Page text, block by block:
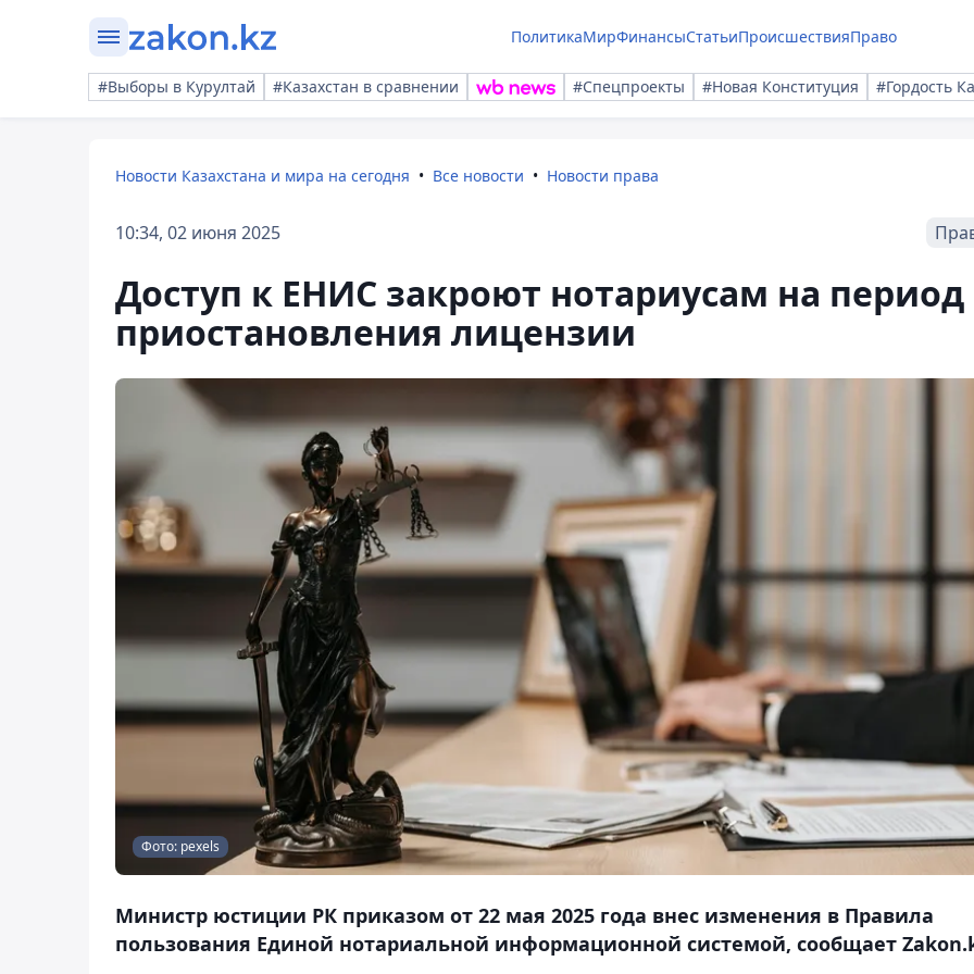
ПолитикаМирФинансыСтатьиПроисшествияПраво
#Выборы в Курултай #Казахстан в сравнении #Спецпроекты #Новая Конституция #Гордость
Новости Казахстана и мира на сегодня Все новости Новости права
10:34, 02 июня 2025
Доступ к ЕНИС закроют нотариусам на период
приостановления лицензии
Фото: pexels
Министр юстиции РК приказом от 22 мая 2025 года внес изменения в Правила
пользования Единой нотариальной информационной системой, сообщает